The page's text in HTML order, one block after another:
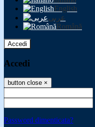
English
عربى
Română
Accedi
Accedi
button close ×
Password dimenticata?